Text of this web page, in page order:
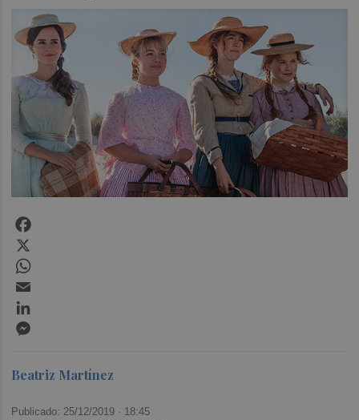
Beatriz Martínez
Publicado: 25/12/2019 · 18:45